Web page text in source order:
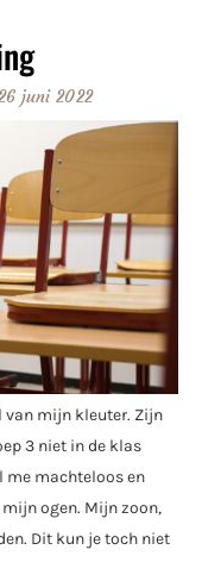
juni 2022
mijn kleuter. Zijn
3 niet in de klas
me machteloos en
ogen. Mijn zoon,
Dit kun je toch niet